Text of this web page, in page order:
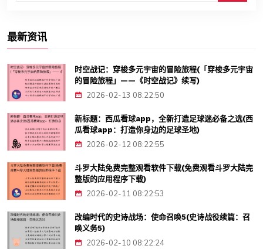
最新资讯
时空战记：穿梭多元宇宙的冒险旅程(「穿梭多元宇宙
的冒险旅程」——《时空战记》续写)
2026-02-13 08:22:50
新标题：西瓜看球app，全新打造足球迷必备之选(西
瓜看球app：打造你身边的足球圣地)
2026-02-12 08:22:55
斗罗大陆免费完整观看软件下载(免费观看斗罗大陆完
整版的应用程序下载)
2026-02-11 08:22:53
改编时代的史诗战场：使命召唤5(史诗战役续篇：召
唤义务5)
2026-02-10 08:22:24